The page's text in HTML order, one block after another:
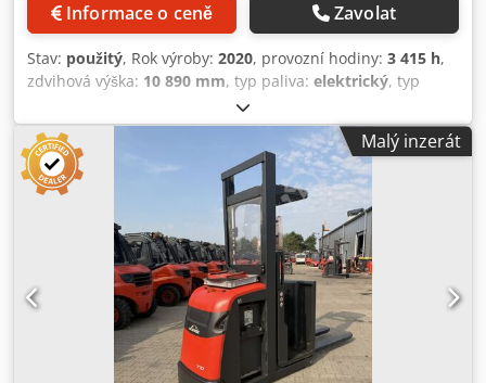
Informace o ceně Zavolat
Stav: použitý, Rok výroby: 2020, provozní hodiny: 3 415 h,
zdvihová výška: 10 890 mm, typ paliva: elektrický, typ
, délka vidlic:1 200 mm
Vlastní hmotnost: 9 200 kg Credpfx Afeyc Smys Ujf Nosnost:
1 200 kg Cena: Na vyžádání - Rok výroby: 2020 -
Dokumentace k dispozici: Ano - CE označení: Ano - CE
certifikát: Ne - Sériové číslo: 612334X00160 - Provozní
hodiny: 3415 - Pracovní výška: Vysoká - Zdvihová síla: 1200
kg - Zdvihová výška: 10 890 mm - Výška průjezdu: 6 000 mm
- Délka vidlic: 1 200 mm - Volitelné vybavení: Man-up -
Stroj: Duplex - Pohon: Elektrický - Informace o baterii: -
Značka/typ: 04EPZS0620SC - Rok výroby baterie: 2020 -
Kapacita: 620 Ah - Napětí baterie: 80 V - Výsledek testu
baterie: 94 % - Transportní hmotnost [kg]: 9 200 kg - Počet
transportních balení [ks]: 1 Finanční informace DPH:
Malý inzerát